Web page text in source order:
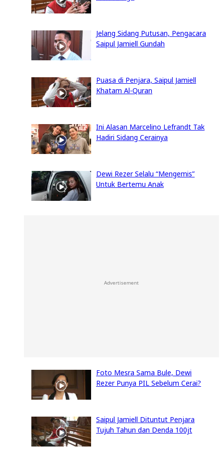
Jelang Sidang Putusan, Pengacara
Saipul Jamiell Gundah
Puasa di Penjara, Saipul Jamiell
Khatam Al-Quran
Ini Alasan Marcelino Lefrandt Tak
Hadiri Sidang Cerainya
Dewi Rezer Selalu “Mengemis”
Untuk Bertemu Anak
Advertisement
Foto Mesra Sama Bule, Dewi
Rezer Punya PIL Sebelum Cerai?
Saipul Jamiell Dituntut Penjara
Tujuh Tahun dan Denda 100jt